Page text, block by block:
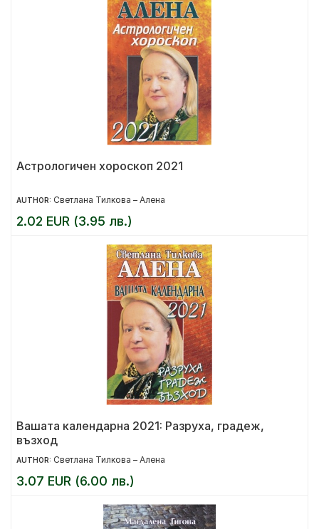
Астрологичен хороскоп 2021
AUTHOR: Светлана Тилкова – Алена
2.02 EUR (3.95 лв.)
Вашата календарна 2021: Разруха, градеж,
възход
AUTHOR: Светлана Тилкова – Алена
3.07 EUR (6.00 лв.)